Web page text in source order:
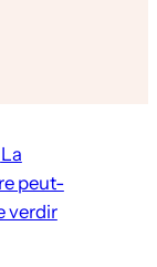
La
peut-
verdir